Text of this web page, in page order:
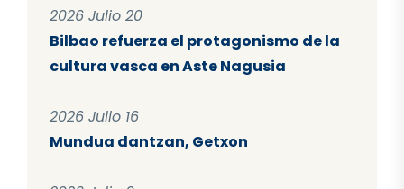
2026 Julio 20
Bilbao refuerza el protagonismo de la
cultura vasca en Aste Nagusia
2026 Julio 16
Mundua dantzan, Getxon